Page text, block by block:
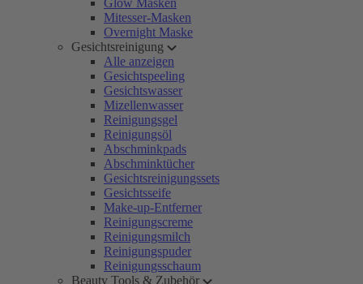
Glow Masken
Mitesser-Masken
Overnight Maske
Gesichtsreinigung
Alle anzeigen
Gesichtspeeling
Gesichtswasser
Mizellenwasser
Reinigungsgel
Reinigungsöl
Abschminkpads
Abschminktücher
Gesichtsreinigungssets
Gesichtsseife
Make-up-Entferner
Reinigungscreme
Reinigungsmilch
Reinigungspuder
Reinigungsschaum
Beauty Tools & Zubehör